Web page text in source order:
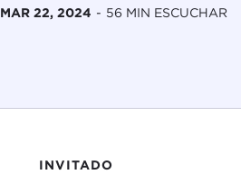
MAR 22, 2024 - 56 MIN ESCUCHAR
INVITADO